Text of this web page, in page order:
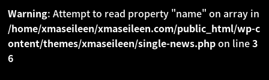
MOVIE
Warning: Attempt to read property "name" on array in
/home/xmaseileen/xmaseileen.com/public_html/wp-c
ontent/themes/xmaseileen/single-news.phpon line3
6